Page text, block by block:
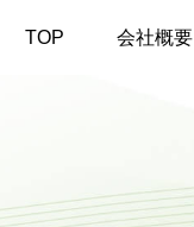
TOP 会社概要